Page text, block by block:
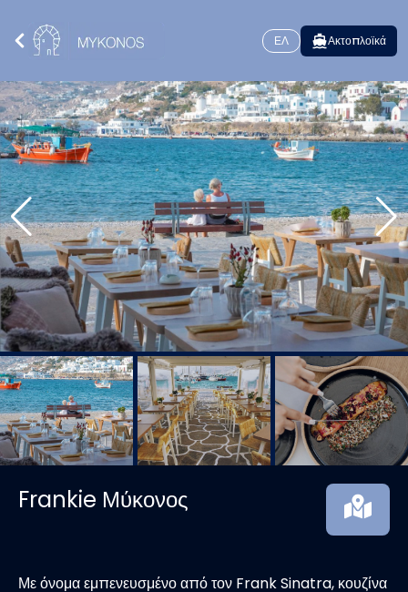
ΕΛ Ακτοπλοϊκά
Frankie Μύκονος
Με όνομα εμπενευσμένο από τον Frank Sinatra, κουζίνα